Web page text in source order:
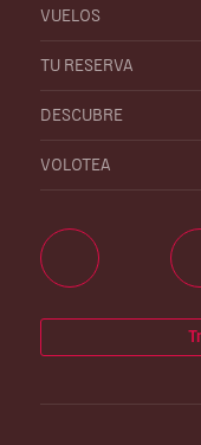
VUELOS
TU RESERVA
DESCUBRE
VOLOTEA